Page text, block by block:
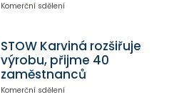
Komerční sdělení
STOW Karviná rozšiřuje
výrobu, přijme 40
zaměstnanců
Komerční sdělení